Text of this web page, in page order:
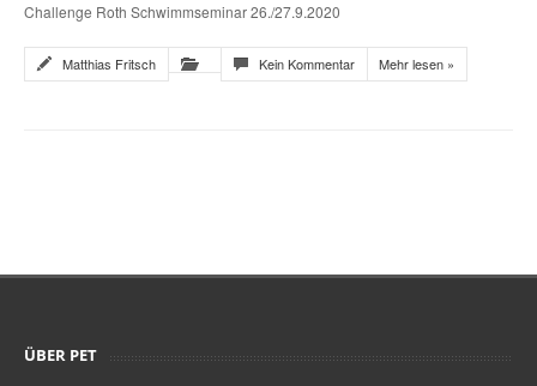
Challenge Roth Schwimmseminar 26./27.9.2020
Matthias Fritsch Kein Kommentar Mehr lesen »
ÜBER PET